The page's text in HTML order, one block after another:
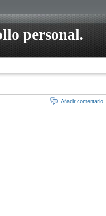
personal.
Ańadir comentario